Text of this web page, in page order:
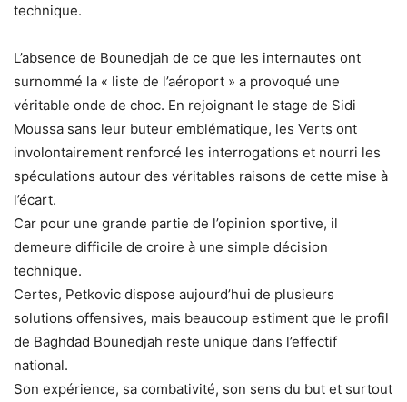
technique.
L’absence de Bounedjah de ce que les internautes ont
surnommé la « liste de l’aéroport » a provoqué une
véritable onde de choc. En rejoignant le stage de Sidi
Moussa sans leur buteur emblématique, les Verts ont
involontairement renforcé les interrogations et nourri les
spéculations autour des véritables raisons de cette mise à
l’écart.
Car pour une grande partie de l’opinion sportive, il
demeure difficile de croire à une simple décision
technique.
Certes, Petkovic dispose aujourd’hui de plusieurs
solutions offensives, mais beaucoup estiment que le profil
de Baghdad Bounedjah reste unique dans l’effectif
national.
Son expérience, sa combativité, son sens du but et surtout